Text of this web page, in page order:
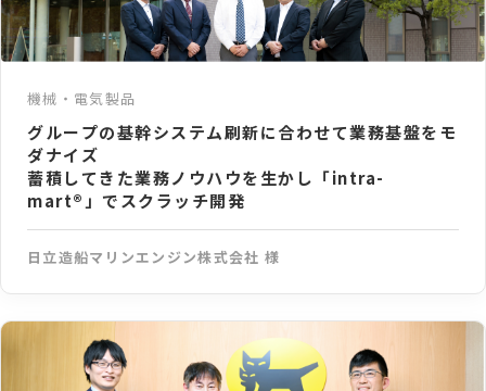
機械・電気製品
グループの基幹システム刷新に合わせて業務基盤をモ
ダナイズ
蓄積してきた業務ノウハウを生かし「intra-
mart®」でスクラッチ開発
日立造船マリンエンジン株式会社 様